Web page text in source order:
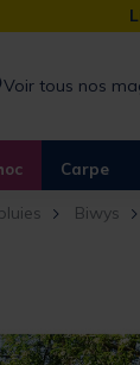
Voir tous nos
Carpe
Biwys